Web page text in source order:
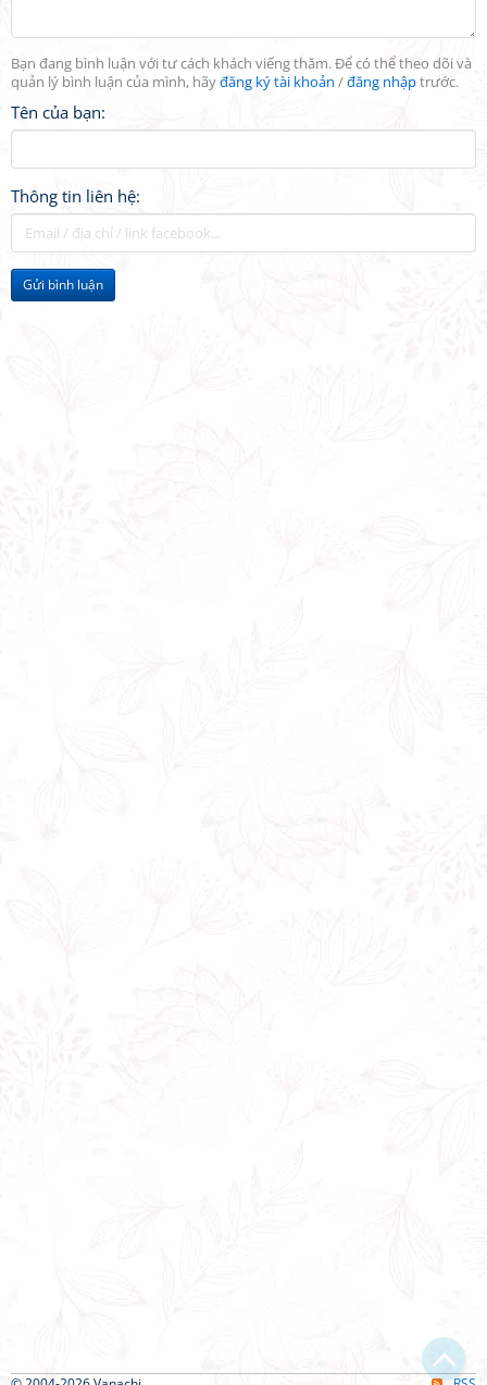
Bạn đang bình luận với tư cách khách viếng thăm. Để có thể theo dõi và
quản lý bình luận của mình, hãyđăng ký tài khoản /đăng nhậptrước.
Tên của bạn:
Thông tin liên hệ:
Gửi bình luận